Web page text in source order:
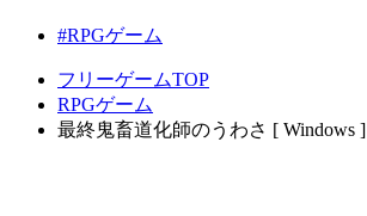
#RPGゲーム
フリーゲームTOP
RPGゲーム
最終鬼畜道化師のうわさ [ Windows ]